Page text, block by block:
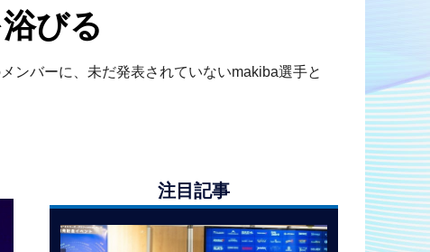
びる
ンバーに、未だ発表されていないmakiba選手と
注目記事